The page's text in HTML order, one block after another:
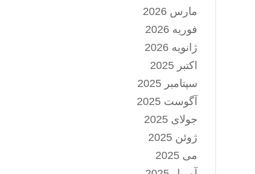
مارس 2026
فوریه 2026
ژانویه 2026
اکتبر 2025
سپتامبر 2025
آگوست 2025
جولای 2025
ژوئن 2025
می 2025